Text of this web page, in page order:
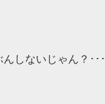
しないじゃん？･･･